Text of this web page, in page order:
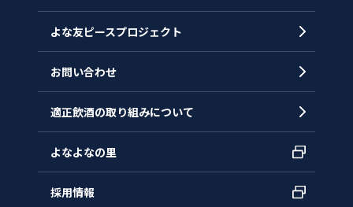
よな友ピースプロジェクト
お問い合わせ
適正飲酒の取り組みについて
よなよなの里
採用情報